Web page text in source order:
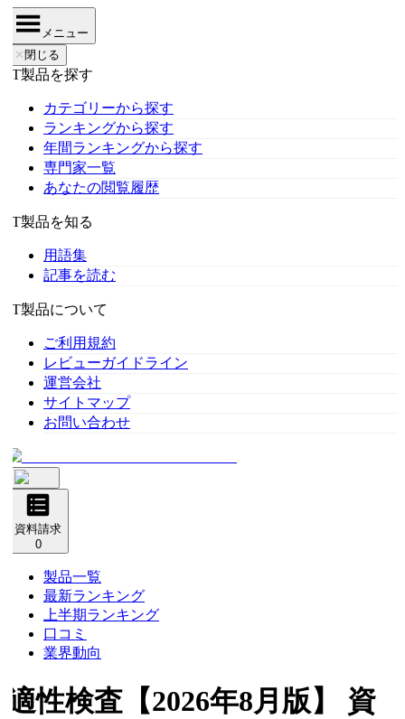
メニュー
閉じる
製品を探す
カテゴリーから探す
ランキングから探す
年間ランキングから探す
専門家一覧
あなたの閲覧履歴
製品を知る
用語集
記事を読む
製品について
ご利用規約
レビューガイドライン
運営会社
サイトマップ
お問い合わせ
資料請求
製品一覧
最新ランキング
上半期ランキング
口コミ
業界動向
性検査【2026年8月版】 資